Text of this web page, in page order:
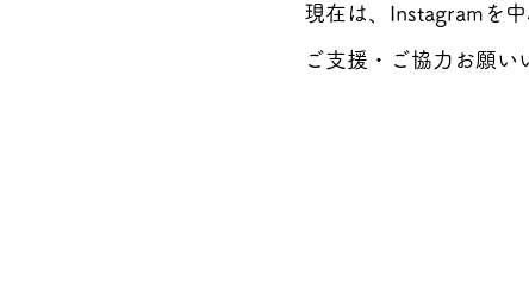
現在は、Instagramを
ご支援・ご協力お願い